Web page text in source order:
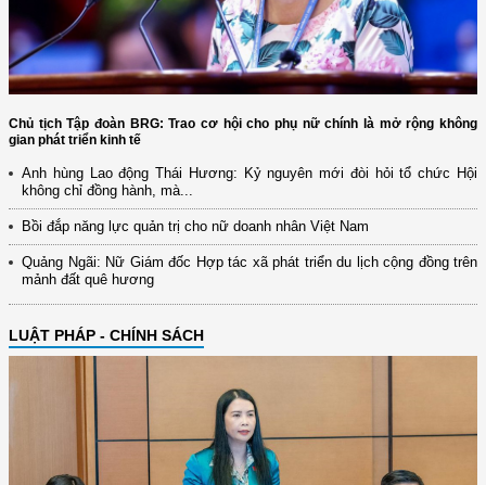
Chủ tịch Tập đoàn BRG: Trao cơ hội cho phụ nữ chính là mở rộng không
gian phát triển kinh tế
Anh hùng Lao động Thái Hương: Kỷ nguyên mới đòi hỏi tổ chức Hội
không chỉ đồng hành, mà...
Bồi đắp năng lực quản trị cho nữ doanh nhân Việt Nam
Quảng Ngãi: Nữ Giám đốc Hợp tác xã phát triển du lịch cộng đồng trên
mảnh đất quê hương
LUẬT PHÁP - CHÍNH SÁCH